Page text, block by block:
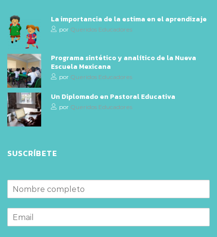
La importancia de la estima en el aprendizaje
por Queridos Educadores
Programa sintético y analítico de la Nueva
Escuela Mexicana
por Queridos Educadores
Un Diplomado en Pastoral Educativa
por Queridos Educadores
SUSCRÍBETE